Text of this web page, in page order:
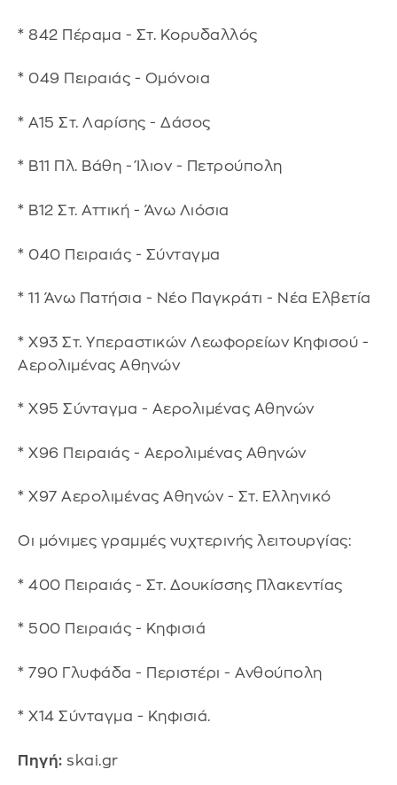
* 842 Πέραμα - Στ. Κορυδαλλός
* 049 Πειραιάς - Ομόνοια
* Α15 Στ. Λαρίσης - Δάσος
* Β11 Πλ. Βάθη - Ίλιον - Πετρούπολη
* Β12 Στ. Αττική - Άνω Λιόσια
* 040 Πειραιάς - Σύνταγμα
* 11 Άνω Πατήσια - Νέο Παγκράτι - Νέα Ελβετία
* Χ93 Στ. Υπεραστικών Λεωφορείων Κηφισού -
Αερολιμένας Αθηνών
* Χ95 Σύνταγμα - Αερολιμένας Αθηνών
* Χ96 Πειραιάς - Αερολιμένας Αθηνών
* Χ97 Αερολιμένας Αθηνών - Στ. Ελληνικό
Οι μόνιμες γραμμές νυχτερινής λειτουργίας:
* 400 Πειραιάς - Στ. Δουκίσσης Πλακεντίας
* 500 Πειραιάς - Κηφισιά
* 790 Γλυφάδα - Περιστέρι - Ανθούπολη
* Χ14 Σύνταγμα - Κηφισιά.
Πηγή: skai.gr